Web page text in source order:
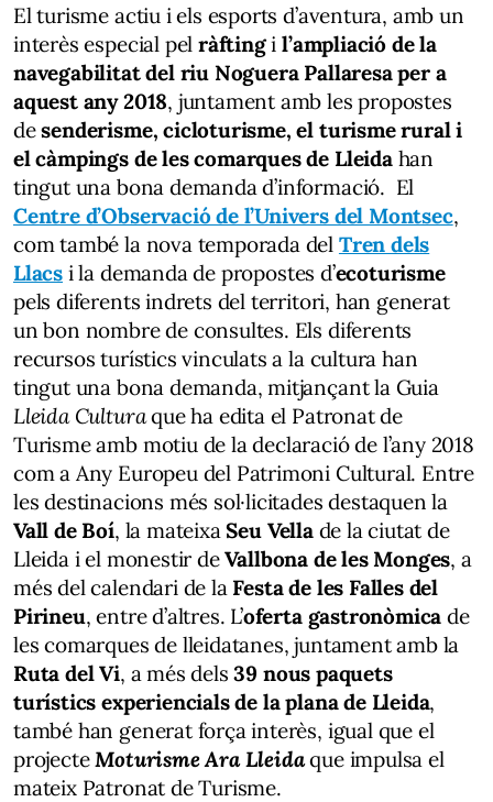
El turisme actiu i els esports d’aventura, amb un
interès especial pelràftingil’ampliació de la
navegabilitat del riu Noguera Pallaresa per a
aquest any 2018, juntament amb les propostes
desenderisme, cicloturisme, el turisme rural i
el càmpings de les comarques de Lleidahan
tingut una bona demanda d’informació. El
Centre d’Observació de l’Univers del Montsec,
com també la nova temporada del Tren dels
Llacs i la demanda de propostes d’ecoturisme
pels diferents indrets del territori, han generat
un bon nombre de consultes. Els diferents
recursos turístics vinculats a la cultura han
tingut una bona demanda, mitjançant la Guia
Lleida Culturaque ha edita el Patronat de
Turisme amb motiu de la declaració de l’any 2018
com a Any Europeu del Patrimoni Cultural. Entre
les destinacions més sol·licitades destaquen la
Vall de Boí, la mateixa Seu Vellade la ciutat de
Lleida i el monestir deVallbona de les Monges, a
més del calendari de la Festa de les Falles del
Pirineu, entre d’altres. L’oferta gastronòmica de
les comarques de lleidatanes, juntament amb la
Ruta del Vi, a més dels39 nous paquets
turístics experiencials de la plana de Lleida,
també han generat força interès, igual que el
projecte Moturisme Ara Lleidaque impulsa el
mateix Patronat de Turisme.